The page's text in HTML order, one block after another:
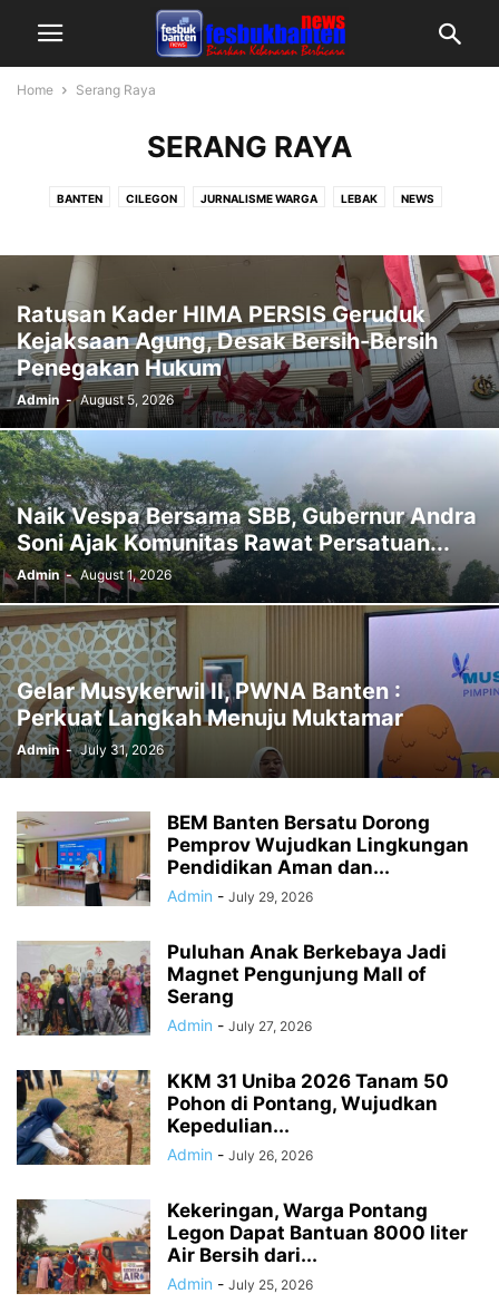
Home Serang Raya
SERANG RAYA
BANTEN CILEGON JURNALISME WARGA LEBAK NEWS
Ratusan Kader HIMA PERSIS Geruduk
Kejaksaan Agung, Desak Bersih-Bersih
Penegakan Hukum
Admin - August 5, 2026
Naik Vespa Bersama SBB, Gubernur Andra
Soni Ajak Komunitas Rawat Persatuan...
Admin - August 1, 2026
Gelar Musykerwil II, PWNA Banten :
Perkuat Langkah Menuju Muktamar
Admin - July 31, 2026
BEM Banten Bersatu Dorong
Pemprov Wujudkan Lingkungan
Pendidikan Aman dan...
Admin - July 29, 2026
Puluhan Anak Berkebaya Jadi
Magnet Pengunjung Mall of
Serang
Admin - July 27, 2026
KKM 31 Uniba 2026 Tanam 50
Pohon di Pontang, Wujudkan
Kepedulian...
Admin - July 26, 2026
Kekeringan, Warga Pontang
Legon Dapat Bantuan 8000 liter
Air Bersih dari...
Admin - July 25, 2026